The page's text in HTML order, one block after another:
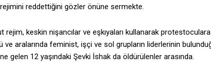
reddettiğini gözler önüne sermekte.
rejim, keskin nişancılar ve eşkıyaları kullanarak
ve aralarında feminist, işçi ve sol grupların liderlerinin
gelen 12 yaşındaki Şevki İshak da öldürülenler arasında.